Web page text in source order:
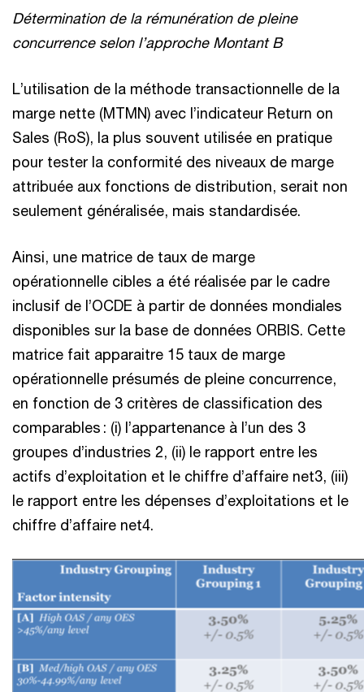
Détermination de la rémunération de pleine
concurrence selon l’approche Montant B
L’utilisation de la méthode transactionnelle de la
marge nette (MTMN) avec l’indicateur Return on
Sales (RoS), la plus souvent utilisée en pratique
pour tester la conformité des niveaux de marge
attribuée aux fonctions de distribution, serait non
seulement généralisée, mais standardisée.
Ainsi, une matrice de taux de marge
opérationnelle cibles a été réalisée par le cadre
inclusif de l’OCDE à partir de données mondiales
disponibles sur la base de données ORBIS. Cette
matrice fait apparaitre 15 taux de marge
opérationnelle présumés de pleine concurrence,
en fonction de 3 critères de classification des
comparables : (i) l’appartenance à l’un des 3
groupes d’industries 2, (ii) le rapport entre les
actifs d’exploitation et le chiffre d’affaire net3, (iii)
le rapport entre les dépenses d’exploitations et le
chiffre d’affaire net4.